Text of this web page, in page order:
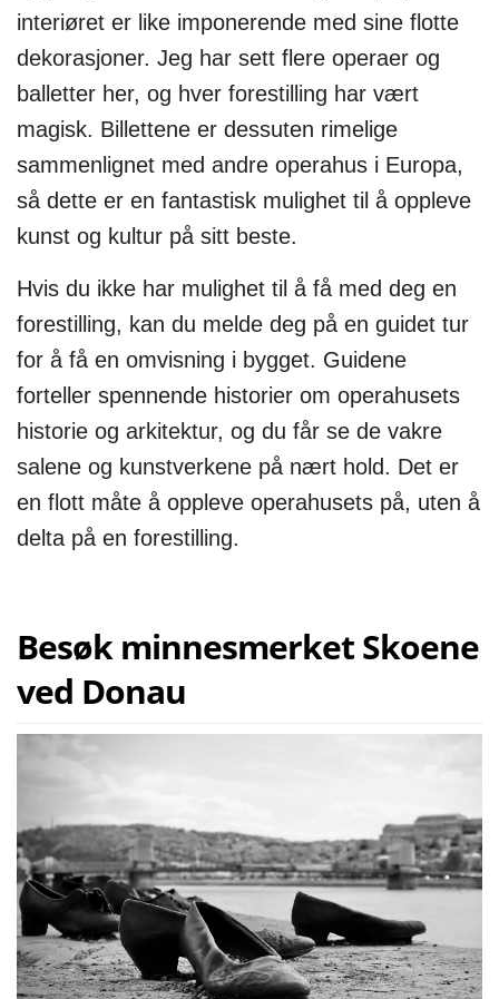
interiøret er like imponerende med sine flotte
dekorasjoner. Jeg har sett flere operaer og
balletter her, og hver forestilling har vært
magisk. Billettene er dessuten rimelige
sammenlignet med andre operahus i Europa,
så dette er en fantastisk mulighet til å oppleve
kunst og kultur på sitt beste.
Hvis du ikke har mulighet til å få med deg en
forestilling, kan du melde deg på en guidet tur
for å få en omvisning i bygget. Guidene
forteller spennende historier om operahusets
historie og arkitektur, og du får se de vakre
salene og kunstverkene på nært hold. Det er
en flott måte å oppleve operahusets på, uten å
delta på en forestilling.
Besøk minnesmerket Skoene
ved Donau